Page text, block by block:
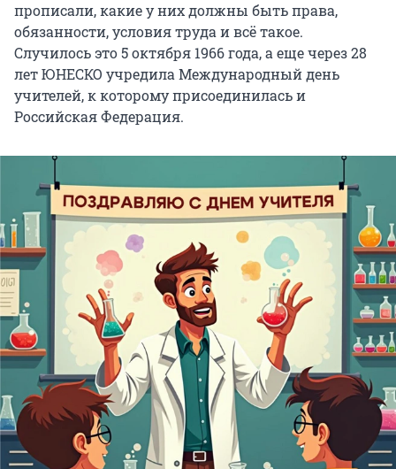
прописали, какие у них должны быть права,
обязанности, условия труда и всё такое.
Случилось это 5 октября 1966 года, а еще через 28
лет ЮНЕСКО учредила Международный день
учителей, к которому присоединилась и
Российская Федерация.